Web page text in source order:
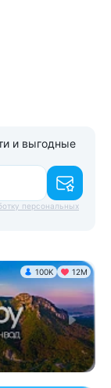
и выгодные
персональных
100K 12М